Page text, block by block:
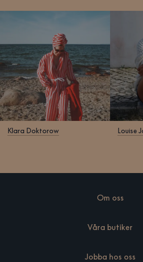
Klara Doktorow Louise
Om oss
Våra butiker
Jobba hos oss